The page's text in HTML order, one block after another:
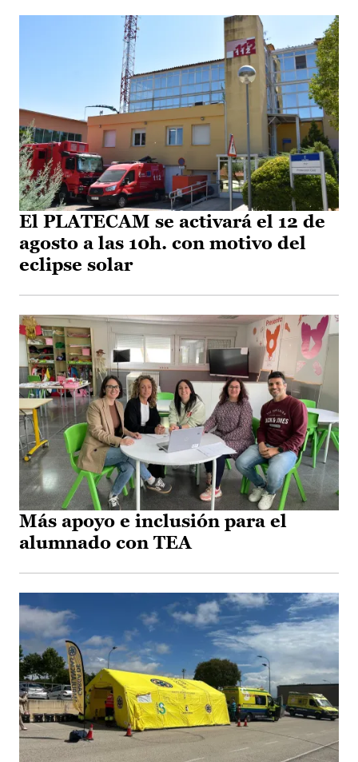
El PLATECAM se activará el 12 de
agosto a las 10h. con motivo del
eclipse solar
Más apoyo e inclusión para el
alumnado con TEA